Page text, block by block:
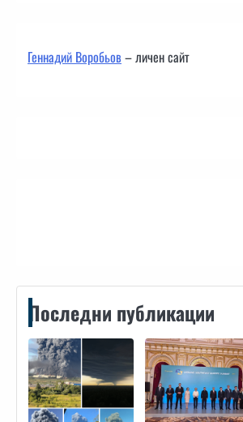
Геннадий Воробьов– личен сайт
Последни публикации